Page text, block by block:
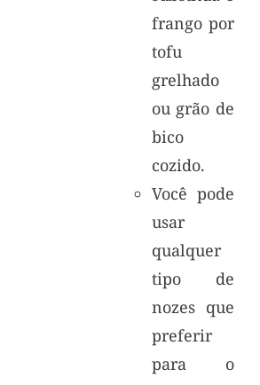
frango por
tofu
grelhado
ou grão de
bico
cozido.
Você pode
usar
qualquer
tipo de
nozes que
preferir
para o